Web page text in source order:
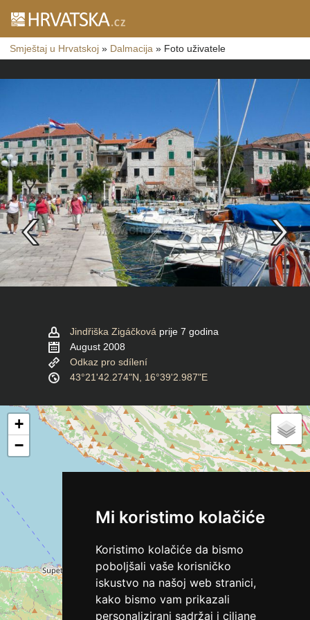
Mi koristimo kolačiće
Koristimo kolačiće da bismo
poboljšali vaše korisničko
iskustvo na našoj web stranici,
kako bismo vam prikazali
personalizirani sadržaj i ciljane
Smještaj u Hrvatskoj » Dalmacija » Foto uživatele
Jindřiška Zigáčková prije 7 godina
August 2008
Odkaz pro sdílení
43°21'42.274"N, 16°39'2.987"E
+
−